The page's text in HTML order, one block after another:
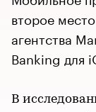
второе
агентства
Banking для
В